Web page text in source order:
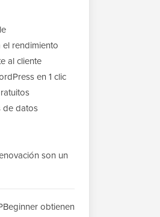
rendimiento
al cliente
en 1 clic
de datos
son un
obtienen